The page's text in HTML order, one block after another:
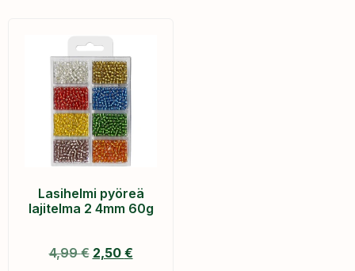
Lasihelmi pyöreä
lajitelma 2 4mm 60g
4,99€ 2,50 €